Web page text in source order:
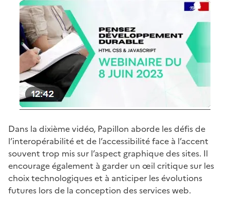
Dans la dixième vidéo, Papillon aborde les défis de
l’interopérabilité et de l’accessibilité face à l’accent
souvent trop mis sur l’aspect graphique des sites. Il
encourage également à garder un œil critique sur les
choix technologiques et à anticiper les évolutions
futures lors de la conception des services web.